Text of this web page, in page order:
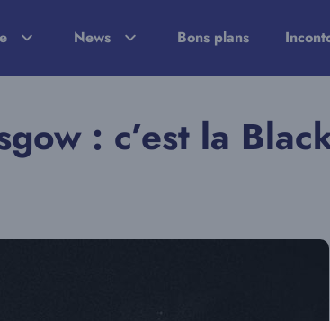
News Bons plans
: c’est la